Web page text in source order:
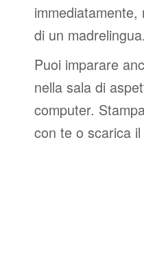
di un madrelingua.
Puoi imparare
nella sala di
computer.
con te o scarica